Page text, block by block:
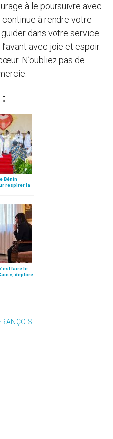
à le poursuivre avec
continue à rendre votre
dans votre service
avec joie et espoir.
N’oubliez pas de
:
Bénin
respirer la
faire le
», déplore